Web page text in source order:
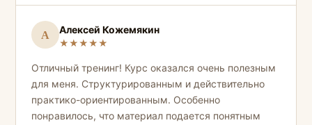
А Алексей Кожемякин
★★★★★
Отличный тренинг! Курс оказался очень полезным
для меня. Структурированным и действительно
практико-ориентированным. Особенно
понравилось, что материал подается понятным